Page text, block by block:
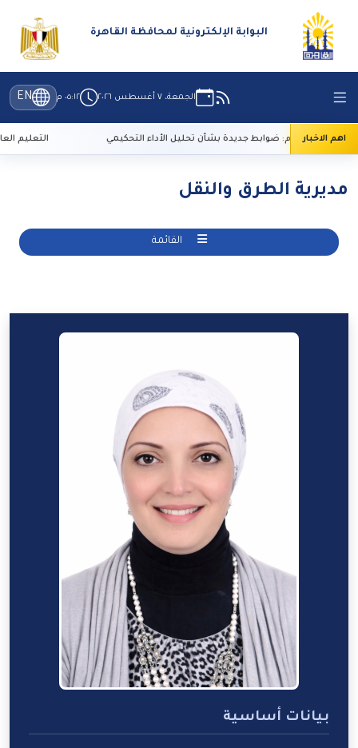
البوابة الإلكترونية لمحافظة القاهرة
الجمعة، ٧ أغسطس ٢٠٢٦ ٠٥:١٢ م EN
اهم الاخبار
الأعلى للإعلام: ضوابط جديدة بشأن تحليل الأداء التحكيمي التعليم العالي: 29 ألف طالب سجلوا رغباتهم في تنسيق المرحلة الأولى
مديرية الطرق والنقل
القائمة
بيانات أساسية